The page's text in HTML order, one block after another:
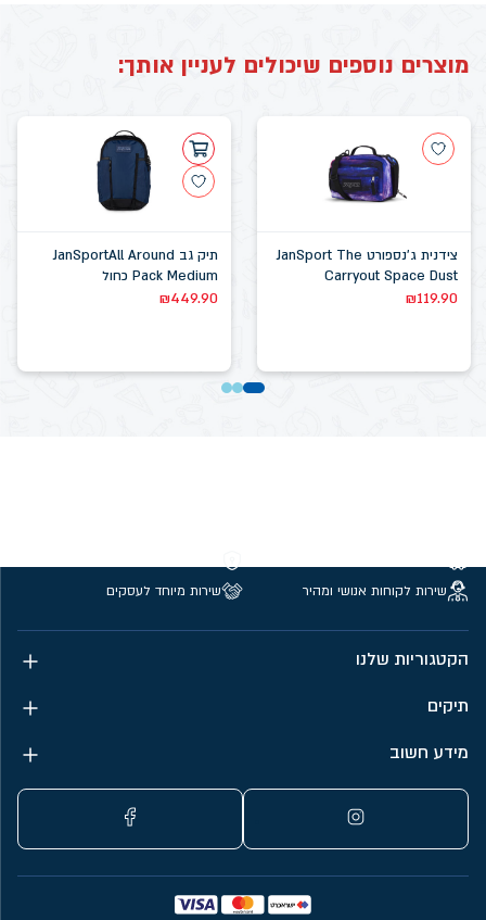
מוצרים נוספים שיכולים לעניין אותך:
צידנית ג'נספורט JanSport The
Carryout Space Dust
₪119.90
תיק גב JanSportAll Around
Pack Medium כחול
₪449.90
שירות לקוחות אנושי ומהיר
שירות מיוחד לעסקים
הקטגוריות שלנו
תיקים
מידע חשוב